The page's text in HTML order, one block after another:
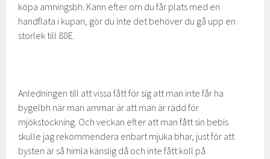
köpa amningsbh. Känn efter om du får plats med en
handflata i kupan, gör du inte det behöver du gå upp en
storlek till 80E.
Anledningen till att vissa fått för sig att man inte får ha
bygelbh när man ammar är att man är rädd för
mjökstockning. Och veckan efter att man fått sin bebis
skulle jag rekommendera enbart mjuka bhar, just för att
bysten är så himla känslig då och inte fått koll på